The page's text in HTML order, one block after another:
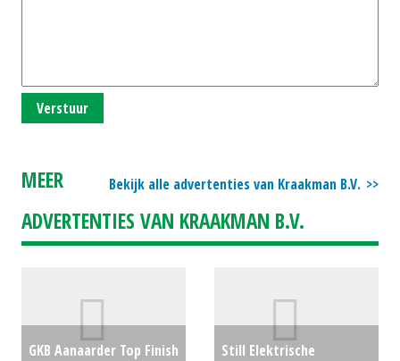
Verstuur
Bekijk alle advertenties van Kraakman B.V.
MEER
ADVERTENTIES VAN KRAAKMAN B.V.
GKB Aanaarder Top Finish
Still Elektrische